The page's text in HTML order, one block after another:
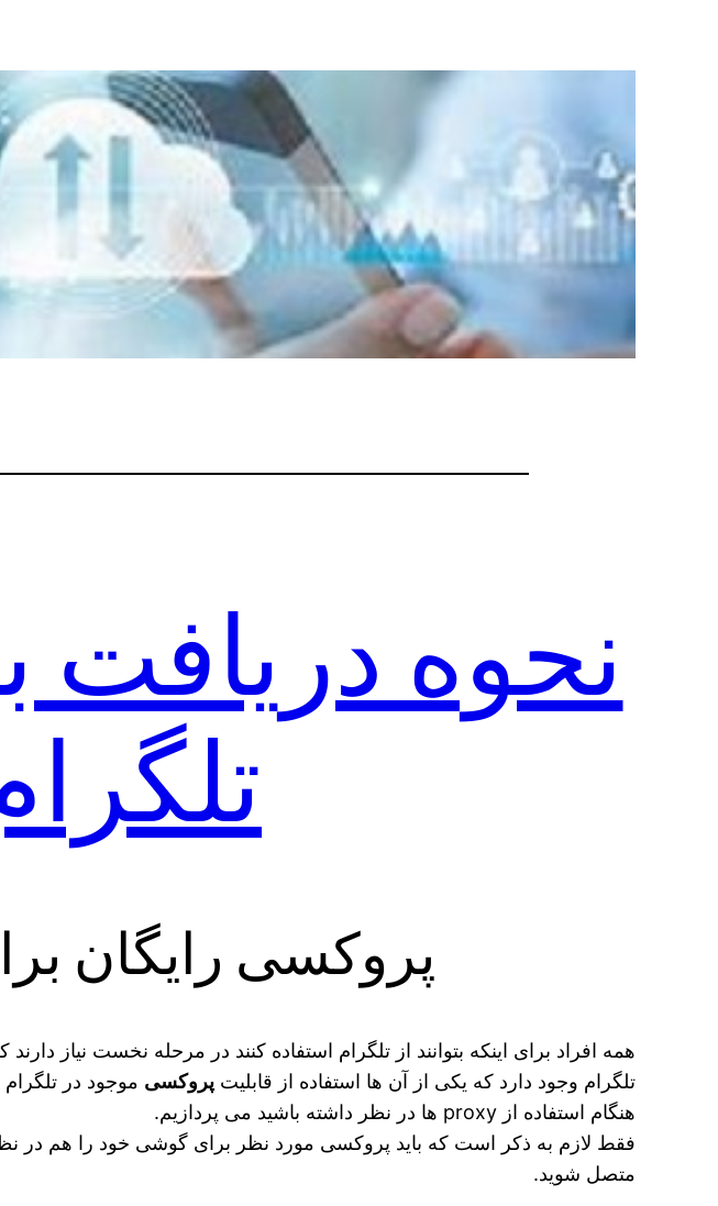
نحوه دریافت
پروکسی رایگان
همه افراد برای اینکه بتوانند از تلگرام استفاده کنند در مرحله نخست نیاز
تلگرام وجود دارد که یکی از آن ها استفاده از قابلیتپروکسی موجود در
هنگام استفاده از proxy ها در نظر داشته باشید می‌ پردازیم.
فقط لازم به ذکر است که باید پروکسی مورد نظر برای گوشی خود را هم در
متصل شوید.